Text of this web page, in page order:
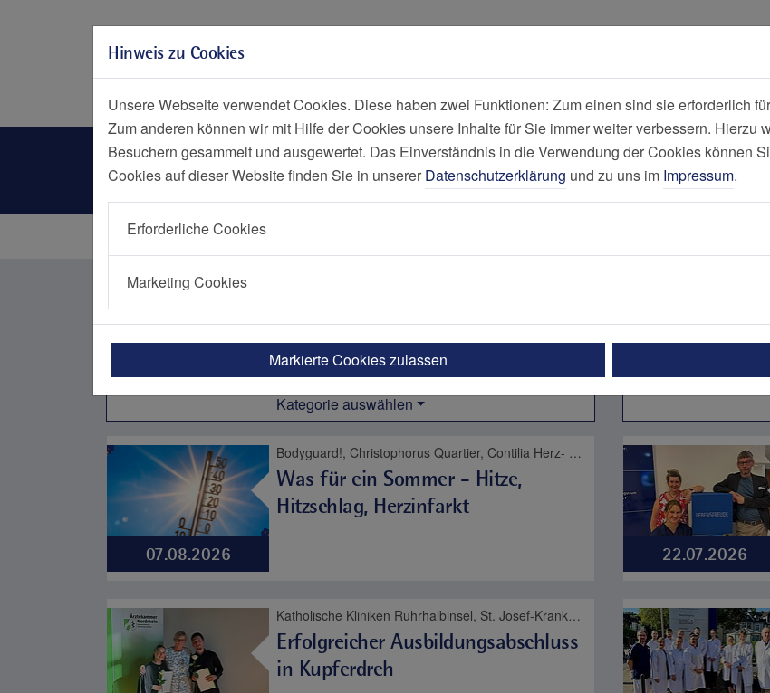
Zum Seitenende springen
Menü Social Media
Nachrichtenliste Kategorien
Startseite Nachrichten Übersicht
Nachrichten aus dem Bereich Katholische Kliniken
Kategorie auswählen
07.08.2026
Bodyguard!, Christophorus Quartier, Contilia Herz- und Gefäßzentrum, Contilia Institut für Psychosoziale Medizin, Contilia Klinik Management, Contilia Pflege und Betreuung, Contilia Zentrum für Arbeitsmedizin und Gesundheitsmanagement, Contilia Zentrum für Krankenhaushygiene, CTR Huttrop, Elisabeth-Krankenhaus Essen, Emmaus Quartier, Engelbertus Quartier, Fachklinik Kamillushaus Heidhausen, Franziskushaus, Franziskus Quartier, Geriatrie-Zentrum Haus Berge, Gesundheitspark Altenessen, Haus Berge, Haus Berge Quartier, Hildegardis Quartier, Katholisches Familienzentrum und Kindergarten Auf den Hufen, Kängurus - Ambulante Kinderkrankenpflege, Katholische Kliniken Ruhrhalbinsel, Kita St. Theresia, Laurentius Quartier, Maria Frieden Quartier, Martin Luther Quartier, MVZ Contilia GmbH, Philippusstift, Praxis am Grillo-Theater, Raphaelhaus, SPORTZ - Medizinisches Gerätetraining, Sportz Am Uhlenkrug, St. Andreas Quartier, St. Elisabeth-Krankenhaus Niederwenigern, St. Elisabeth Quartier, St. Josef-Krankenhaus Kupferdreh, St. Josef Quartier, St. Marien-Hospital Mülheim an der Ruhr, St. Marien Quartier, Stationäre Reha Sucht, Theaterpassage, Therapie und Reha Kupferdreh, Wohnanlage St. Anna-Stift
Was für ein Sommer - Hitze,
Hitzschlag, Herzinfarkt
22.07.2026
Katholische Kliniken Ruhrhalbinsel, St. Josef-Krankenhaus Kupferdreh, Karriere
Erfolgreicher Ausbildungsabschluss
in Kupferdreh
Hinweis zu Cookies
Unsere Webseite verwendet Cookies. Diese haben zwei Funktionen: Zum einen sind sie erforderlich
Zum anderen können wir mit Hilfe der Cookies unsere Inhalte für Sie immer weiter verbessern. Hierzu
Besuchern gesammelt und ausgewertet. Das Einverständnis in die Verwendung der Cookies können
Cookies auf dieser Website finden Sie in unserer Datenschutzerklärung und zu uns im Impressum.
Erforderliche Cookies
Marketing Cookies
Markierte Cookies zulassen